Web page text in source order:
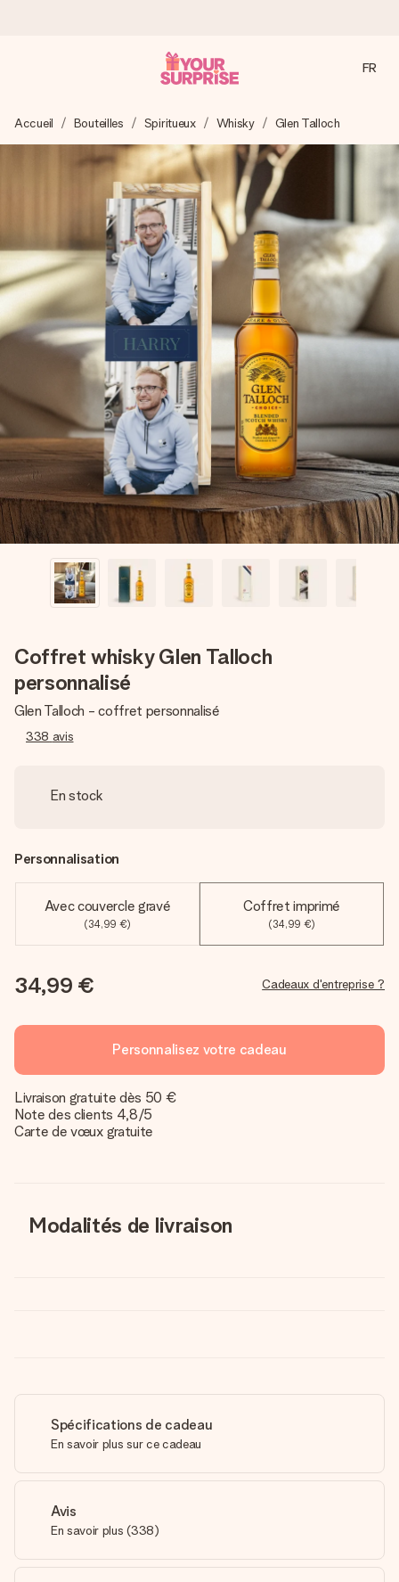
Nous préparons votre cadeau avec attention et l’envoyons
en un éclair – pour que vous puissiez l’offrir au bon moment,
quand cela compte le plus.
4,9 (sur la base de +15 000 avis)
Nos cadeaux sont appréciés. Les clients nous attribuent
une note de 4,9 sur Google Reviews (total de tous les
pays où nous sommes présents).
Carte de vœux gratuite
Créez quelque chose d’unique en quelques étapes – avec
son prénom, votre photo ou un message qui touche le cœur.
Sans complications, juste tout l’amour pour le moment idéal.
FR
Accueil Bouteilles Spiritueux Whisky Glen Talloch
Coffret whisky Glen Talloch
personnalisé
Glen Talloch - coffret personnalisé
338 avis
En stock
Personnalisation
Avec couvercle gravé
(34,99 €)
Coffret imprimé
(34,99 €)
34,99 € Cadeaux d'entreprise ?
Personnalisez votre cadeau
Livraison gratuite dès 50 €
Note des clients 4,8/5
Carte de vœux gratuite
Modalités de livraison
Spécifications de cadeau
En savoir plus sur ce cadeau
Avis
En savoir plus (338)